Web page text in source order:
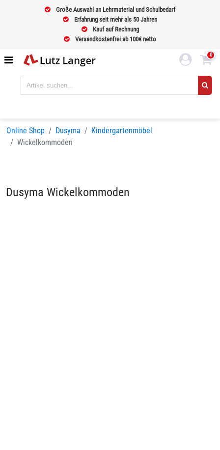
Große Auswahl an Lehrmaterial und Schulbedarf
Erfahrung seit mehr als 50 Jahren
Kauf auf Rechnung
Versandkostenfrei ab 100€ netto
0
Online Shop Dusyma
Kindergartenmöbel
Wickelkommoden
Dusyma Wickelkommoden